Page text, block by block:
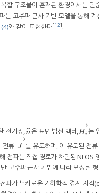
합 구조물이 혼재된 환경에서는
는 고주파 근사 기반 모델을 통해
(4)와 같이 표현한다[12].
전기장,n
ˆ
n^은 표면 법선 벡터,Hi
−→
Hi→는
전류 J
→
→ 를 유도하며, 이 유도된 전
전파는 직접 경로가 차단된 NLOS
고주파 근사 기법에 따라 보정된
파가 날카로운 기하학적 경계 지